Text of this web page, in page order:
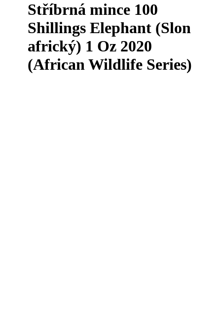
Stříbrná mince 100
Shillings Elephant (Slon
africký) 1 Oz 2020
(African Wildlife Series)